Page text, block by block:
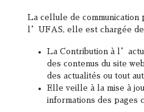
La cellule de communication
l’UFAS, elle est chargée
La Contribution à
des contenus du site
des actualités ou tout
Elle veille à la mise à
informations des pages